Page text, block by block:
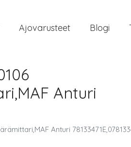
Ajovarusteet Blogi
Anturi
Anturi